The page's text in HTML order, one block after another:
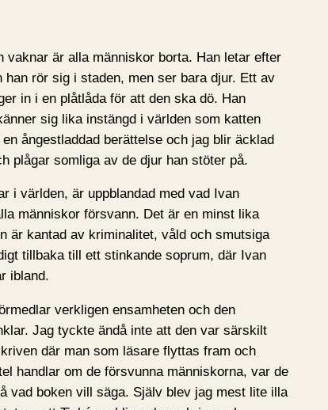
vaknar är alla människor borta. Han letar efter
rör sig i staden, men ser bara djur. Ett av
in i en plåtlåda för att den ska dö. Han
sig lika instängd i världen som katten
ångestladdad berättelse och jag blir äcklad
plågar somliga av de djur han stöter på.
i världen, är uppblandad med vad Ivan
människor försvann. Det är en minst lika
är kantad av kriminalitet, våld och smutsiga
tillbaka till ett stinkande soprum, där Ivan
ibland.
verkligen ensamheten och den
Jag tyckte ändå inte att den var särskilt
där man som läsare flyttas fram och
handlar om de försvunna människorna, var de
vad boken vill säga. Själv blev jag mest lite illa